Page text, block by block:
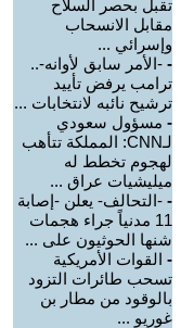
تقبل بحصر السلاح
مقابل الانسحاب
وإسرائي ...
- -الأمر سابق لأوانه-..
ترامب يرفض تأييد
ترشيح نائبه لانتخابات ...
- مسؤول سعودي
لـCNN: المملكة تتأهب
لهجوم تخطط له
ميليشيات عراق ...
- -التحالف- يعلن -إصابة
11 مدنياً جراء هجمات
شنها الحوثيون على ...
- القوات الأمريكية
تسحب طائرات التزود
بالوقود من مطار بن
غوريو ...